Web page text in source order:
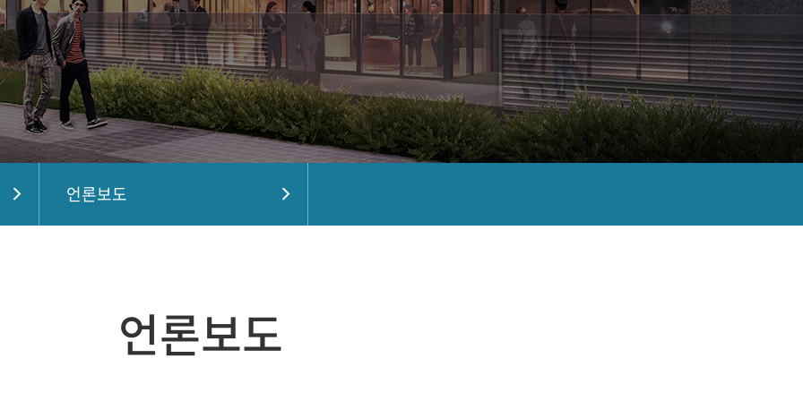
언론보도
언론보도